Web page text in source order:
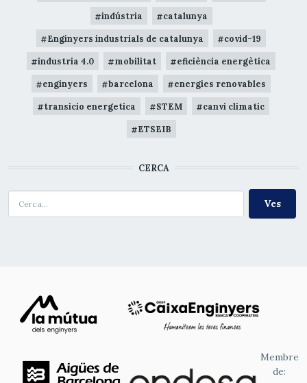
indústria catalunya
Enginyers industrials de catalunya covid-19
industria 4.0 mobilitat eficiència energètica
enginyers barcelona energies renovables
transicio energetica STEM canvi climatic
ETSEIB
CERCA
Membre
de: